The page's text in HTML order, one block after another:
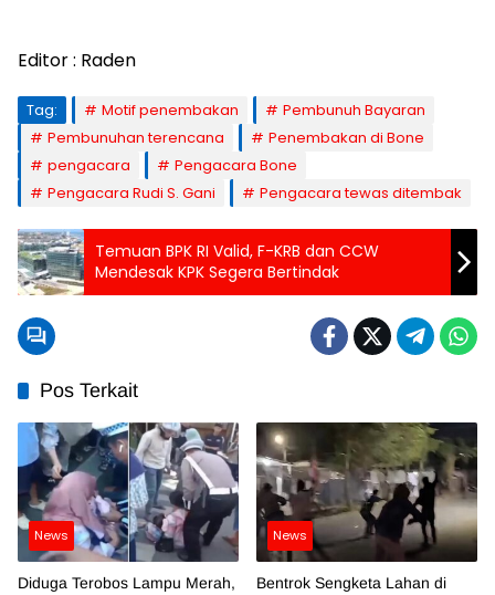
Editor : Raden
Tag: Motif penembakan
Pembunuh Bayaran
Pembunuhan terencana
Penembakan di Bone
pengacara
Pengacara Bone
Pengacara Rudi S. Gani
Pengacara tewas ditembak
Temuan BPK RI Valid, F-KRB dan CCW
Mendesak KPK Segera Bertindak
Pos Terkait
News
Diduga Terobos Lampu Merah,
News
Bentrok Sengketa Lahan di